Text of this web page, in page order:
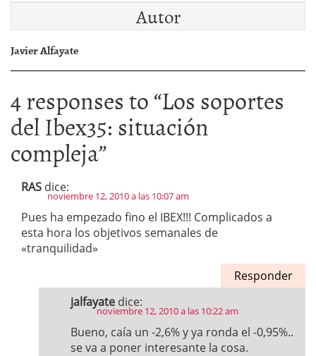
Autor
Javier Alfayate
4 responses to “Los soportes
del Ibex35: situación
compleja”
RAS dice:
noviembre 12, 2010 a las 10:07 am
Pues ha empezado fino el IBEX!!! Complicados a
esta hora los objetivos semanales de
«tranquilidad»
Responder
jalfayate dice:
noviembre 12, 2010 a las 10:22 am
Bueno, caía un -2,6% y ya ronda el -0,95%..
se va a poner interesante la cosa.